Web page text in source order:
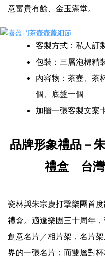
意富貴有餘、金玉滿堂。
客製方式：私人訂
包裝：三層泡棉精
內容物：茶壺、茶
個、底盤一個
加贈一張客製文案
品牌形象禮品－
禮盒 台灣
瓷林與朱宗慶打擊樂團首
禮盒。適逢樂團三十周年
創意名片／相片架，名片
界的一張名片；而雙層對